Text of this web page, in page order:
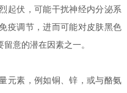
伏，可能干扰神经内分泌系
疫调节，进而可能对皮肤黑色
意的潜在因素之一。
素，例如铜、锌，或与酪氨